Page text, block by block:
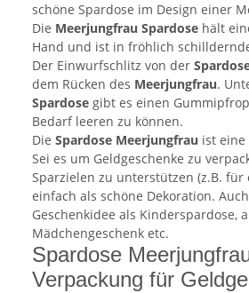
schöne Spardose im Design einer
Die Meerjungfrau Spardose hält
Hand und ist in fröhlich
Der Einwurfschlitz von der
dem Rücken des Meerjungfrau.
Spardose gibt es einen
Bedarf leeren zu können.
Die Spardose Meerjungfrau ist eine
Sei es um Geldgeschenke zu
Sparzielen zu unterstützen (z.B. für
einfach als schöne Dekoration.
Geschenkidee als Kinderspardose,
Mädchengeschenk etc.
Spardose
Verpackung für